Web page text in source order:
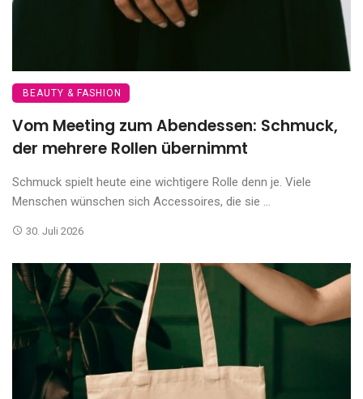
BEAUTY & FASHION
Vom Meeting zum Abendessen: Schmuck,
der mehrere Rollen übernimmt
Schmuck spielt heute eine wichtigere Rolle denn je. Viele
Menschen wünschen sich Accessoires, die sie ...
30. Juli 2026